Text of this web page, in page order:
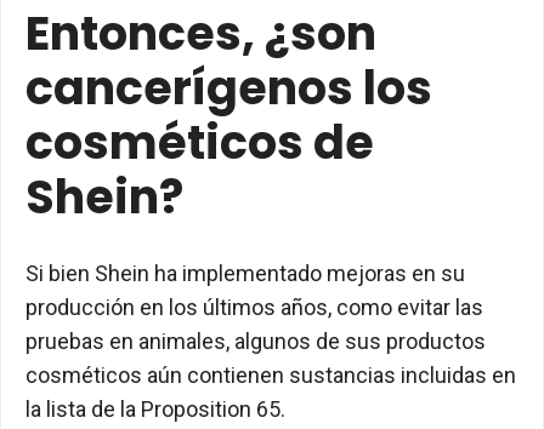
Entonces, ¿son
cancerígenos los
cosméticos de
Shein?
Si bien Shein ha implementado mejoras en su
producción en los últimos años, como evitar las
pruebas en animales, algunos de sus productos
cosméticos aún contienen sustancias incluidas en
la lista de la Proposition 65.